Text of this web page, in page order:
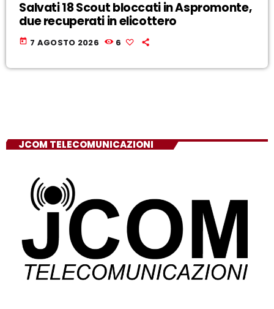
Salvati 18 Scout bloccati in Aspromonte,
due recuperati in elicottero
today 7 AGOSTO 2026 6
JCOM TELECOMUNICAZIONI